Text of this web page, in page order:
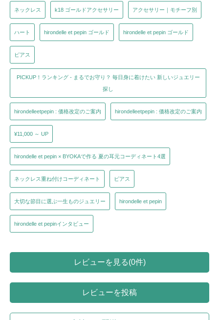
ネックレス k18 ゴールドアクセサリー アクセサリー｜モチーフ別
ハート hirondelle et pepin ゴールド hirondelle et pepin ゴールド
ピアス
PICKUP！ランキング - まるでお守り？ 毎日身に着けたい 新しいジュエリー
探し
hirondelleetpepin : 価格改定のご案内 hirondelleetpepin : 価格改定のご案内
¥11,000 ～ UP
hirondelle et pepin × BYOKAで作る 夏の耳元コーディネート4選
ネックレス重ね付けコーディネート ピアス
大切な節目に選ぶ一生ものジュエリー hirondelle et pepin
hirondelle et pepinインタビュー
レビューを見る(0件)
レビューを投稿